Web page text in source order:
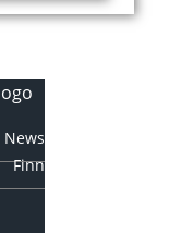
News
Finn